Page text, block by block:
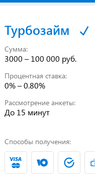
Турбозайм
Сумма:
3000 – 100 000 руб.
Процентная ставка:
0% – 0.80%
Рассмотрение анкеты:
До 15 минут
Способы получения: